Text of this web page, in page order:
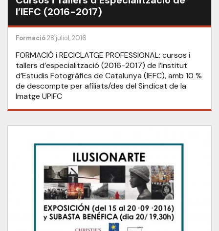
l’IEFC (2016-2017)
Formació28 juliol, 2016
FORMACIÓ i RECICLATGE PROFESSIONAL: cursos i
tallers d’especialització (2016-2017) de l’Institut
d’Estudis Fotogràfics de Catalunya (IEFC), amb 10 %
de descompte per afiliats/des del Sindicat de la
Imatge UPIFC